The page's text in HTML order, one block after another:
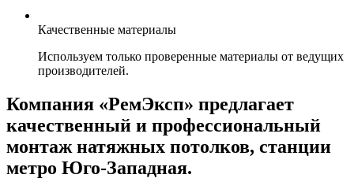
Качественные материалы
Используем только проверенные материалы от ведущих
производителей.
Компания «РемЭксп» предлагает
качественный и профессиональный
монтаж натяжных потолков, станции
метро Юго-Западная.